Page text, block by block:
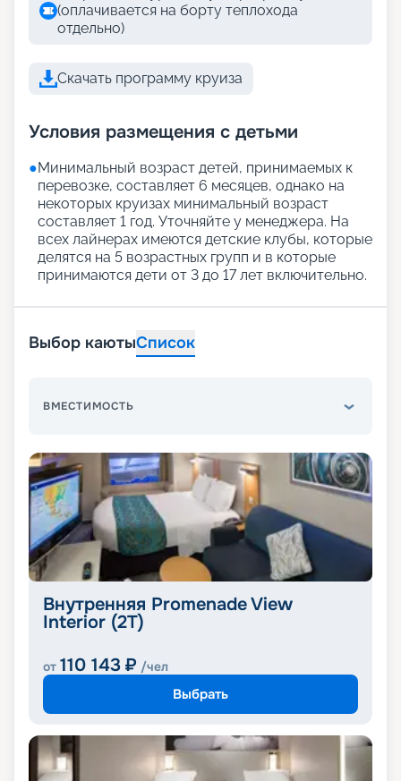
(оплачивается на борту теплохода
отдельно)
Скачать программу круиза
Условия размещения с детьми
●Минимальный возраст детей, принимаемых к
перевозке, составляет 6 месяцев, однако на
некоторых круизах минимальный возраст
составляет 1 год. Уточняйте у менеджера. На
всех лайнерах имеются детские клубы, которые
делятся на 5 возрастных групп и в которые
принимаются дети от 3 до 17 лет включительно.
Выбор каютыСписок
ВМЕСТИМОСТЬ
Внутренняя Promenade View
Interior (2T)
от 110 143 ₽ /чел
Выбрать